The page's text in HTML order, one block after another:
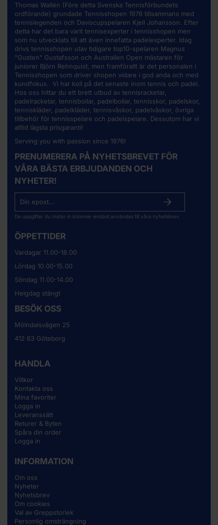
Thomas Wallén (Före detta Svenska Tennisförbundets
ordförande) grundade Tennisshopen 1976 tillsammans med
tennislegenden och Daviscupspelaren Kjell Johansson. Efter
detta har det bara varit tennisexperter i tennisshopen men
som nu utvecklats till att även innefatta padelexperter. Idag
drivs tennisshopen utav tidigare top10-spelaren Magnus
"Gusten" Gustafsson och Australien Open mästaren för
juniorer Björn Rehnquist, men framförallt är det personalen i
Tennisshopen som driver shopen vidare i god anda och med
kundfokus. Vi har koll på det senaste inom tennis och padel.
Hos oss hittar du ett brett utbud av tennisracketar,
padelracketar, tennisbollar, padelbollar, tennisskor, padelskor,
tenniskläder, padelkläder, tennisväskor, padelväskor, övriga
tillbehör för tennisspelare och padelspelare. Dessutom har vi
alltid lägsta prisgaranti!
Serving you with passion since 1976!
PRENUMERERA PÅ NYHETSBREVET FÖR
VÅRA BÄSTA ERBJUDANDEN OCH
NYHETER!
De uppgifter du matar in kommer endast användas till våra nyhetsbrev.
ÖPPETTIDER
Vardagar 11.00-18.00
Lördag 10.00-15.00
Söndag 11.00-14.00
Helgdag stängt
BESÖK OSS
Mölndalsvägen 25
412 63 Göteborg
HANDLA
Villkor
Kontakta oss
Mina favoriter
Logga in
Leveranssätt
Returer & Byten
Spåra din order
Logga in
INFORMATION
Om oss
Nyheter
Nyhetsbrev
Om cookies
Val av Greppstorlek
Personlig omsträngning